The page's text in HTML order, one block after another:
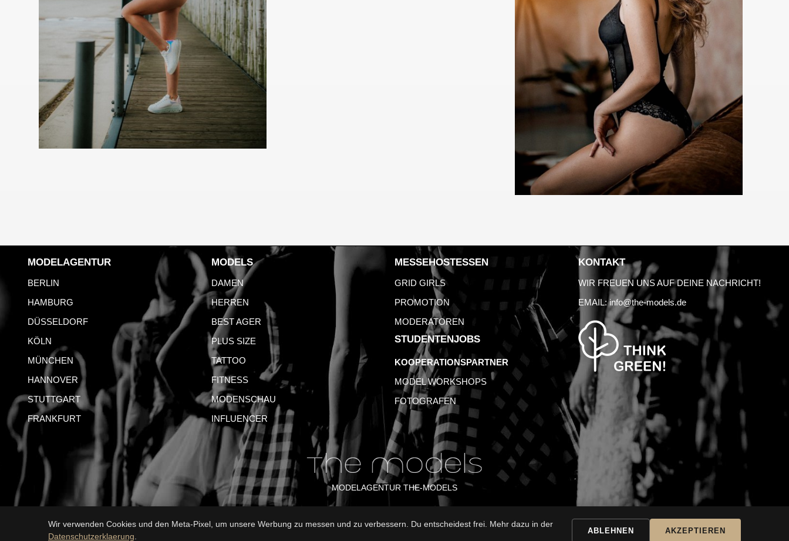
MODELAGENTUR
BERLIN
HAMBURG
DÜSSELDORF
KÖLN
MÜNCHEN
HANNOVER
STUTTGART
FRANKFURT
MODELS
DAMEN
HERREN
BEST AGER
PLUS SIZE
TATTOO
FITNESS
MODENSCHAU
INFLUENCER
MESSEHOSTESSEN
GRID GIRLS
PROMOTION
MODERATOREN
STUDENTENJOBS
KOOPERATIONSPARTNER
MODEL WORKSHOPS
FOTOGRAFEN
KONTAKT
WIR FREUEN UNS AUF DEINE NACHRICHT!
EMAIL:info@the-models.de
MODELAGENTUR THE-MODELS
IMPRESSUM AGB DATENSCHUTZ NUTZUNGSBEDINGUNGEN FAQ GLOSSAR
Wir verwenden Cookies und den Meta-Pixel, um unsere Werbung zu messen und zu verbessern. Du entscheidest frei. Mehr dazu in der
Datenschutzerklaerung
ABLEHNEN AKZEPTIEREN